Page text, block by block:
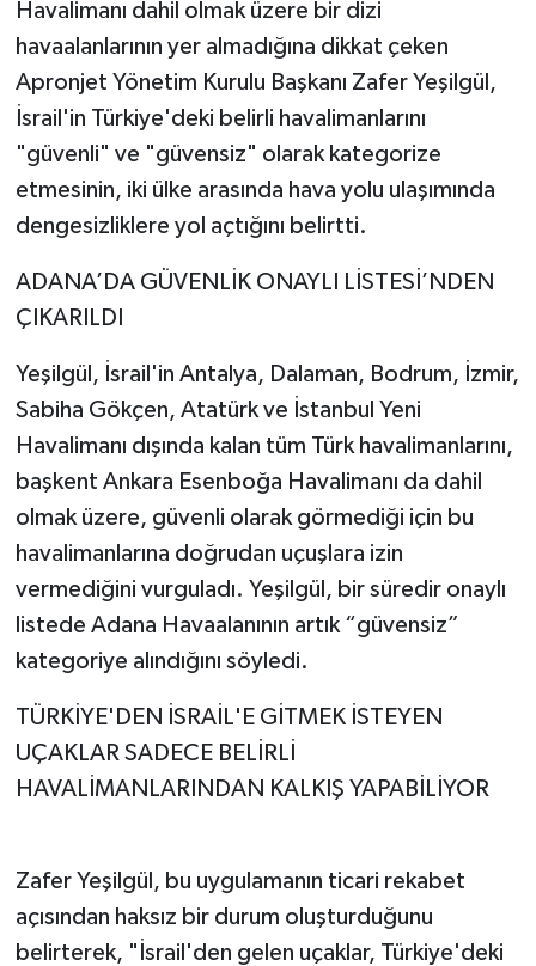
Havalimanı dahil olmak üzere bir dizi
havaalanlarının yer almadığına dikkat çeken
Apronjet Yönetim Kurulu Başkanı Zafer Yeşilgül,
İsrail'in Türkiye'deki belirli havalimanlarını
"güvenli" ve "güvensiz" olarak kategorize
etmesinin, iki ülke arasında hava yolu ulaşımında
dengesizliklere yol açtığını belirtti.
ADANA’DA GÜVENLİK ONAYLI LİSTESİ’NDEN
ÇIKARILDI
Yeşilgül, İsrail'in Antalya, Dalaman, Bodrum, İzmir,
Sabiha Gökçen, Atatürk ve İstanbul Yeni
Havalimanı dışında kalan tüm Türk havalimanlarını,
başkent Ankara Esenboğa Havalimanı da dahil
olmak üzere, güvenli olarak görmediği için bu
havalimanlarına doğrudan uçuşlara izin
vermediğini vurguladı. Yeşilgül, bir süredir onaylı
listede Adana Havaalanının artık “güvensiz”
kategoriye alındığını söyledi.
TÜRKİYE'DEN İSRAİL'E GİTMEK İSTEYEN
UÇAKLAR SADECE BELİRLİ
HAVALİMANLARINDAN KALKIŞ YAPABİLİYOR
Zafer Yeşilgül, bu uygulamanın ticari rekabet
açısından haksız bir durum oluşturduğunu
belirterek, "İsrail'den gelen uçaklar, Türkiye'deki